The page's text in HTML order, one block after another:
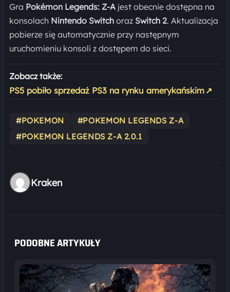
Gra Pokémon Legends: Z-Ajest obecnie dostępna na
konsolach Nintendo Switchoraz Switch 2. Aktualizacja
pobierze się automatycznie przy następnym
uruchomieniu konsoli z dostępem do sieci.
Zobacz także:
PS5 pobiło sprzedaż PS3 na rynku amerykańskim ↗
#POKEMON
#POKEMON LEGENDS Z-A
#POKEMON LEGENDS Z-A 2.0.1
Kraken
PODOBNE ARTYKUŁY